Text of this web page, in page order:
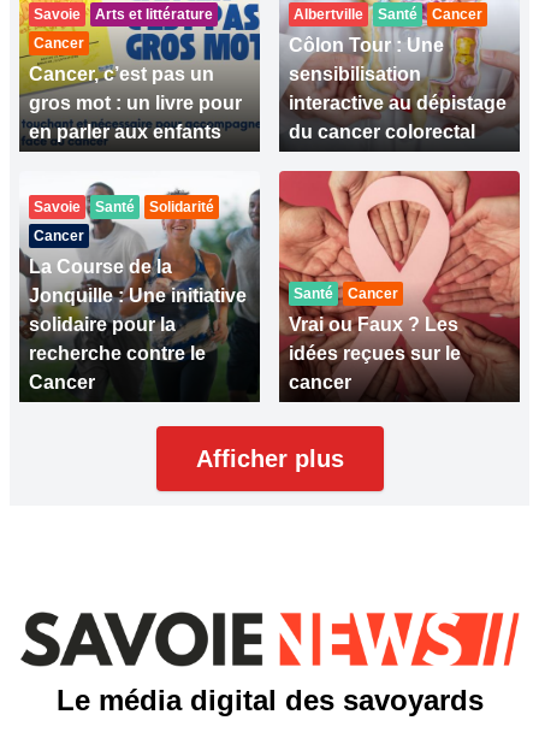
Savoie
Arts et littérature
Cancer
Cancer, c’est pas un
gros mot : un livre pour
en parler aux enfants
Albertville Santé Cancer
Côlon Tour : Une
sensibilisation
interactive au dépistage
du cancer colorectal
Savoie Santé
Solidarité
Cancer
La Course de la
Jonquille : Une initiative
solidaire pour la
recherche contre le
Cancer
Santé Cancer
Vrai ou Faux ? Les
idées reçues sur le
cancer
Afficher plus
Le média digital des savoyards